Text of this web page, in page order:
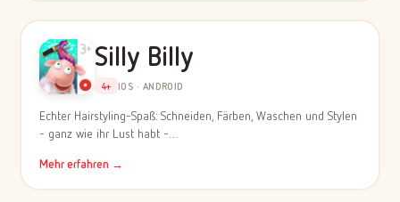
Silly Billy
4+ IOS · ANDROID
Echter Hairstyling-Spaß: Schneiden, Färben, Waschen und Stylen
- ganz wie ihr Lust habt -…
Mehr erfahren →